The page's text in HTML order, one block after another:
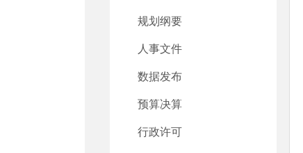
规划纲要
人事文件
数据发布
预算决算
行政许可